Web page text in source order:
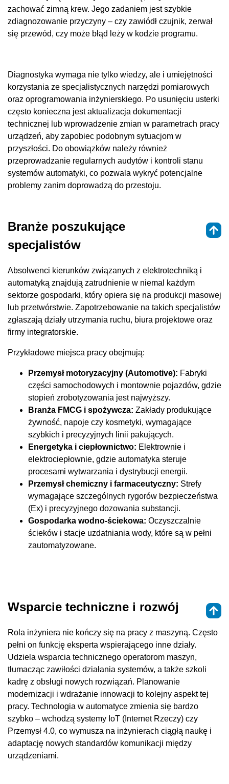
zachować zimną krew. Jego zadaniem jest szybkie
zdiagnozowanie przyczyny – czy zawiódł czujnik, zerwał
się przewód, czy może błąd leży w kodzie programu.
Diagnostyka wymaga nie tylko wiedzy, ale i umiejętności
korzystania ze specjalistycznych narzędzi pomiarowych
oraz oprogramowania inżynierskiego. Po usunięciu usterki
często konieczna jest aktualizacja dokumentacji
technicznej lub wprowadzenie zmian w parametrach pracy
urządzeń, aby zapobiec podobnym sytuacjom w
przyszłości. Do obowiązków należy również
przeprowadzanie regularnych audytów i kontroli stanu
systemów automatyki, co pozwala wykryć potencjalne
problemy zanim doprowadzą do przestoju.
Branże poszukujące
specjalistów
Absolwenci kierunków związanych z elektrotechniką i
automatyką znajdują zatrudnienie w niemal każdym
sektorze gospodarki, który opiera się na produkcji masowej
lub przetwórstwie. Zapotrzebowanie na takich specjalistów
zgłaszają działy utrzymania ruchu, biura projektowe oraz
firmy integratorskie.
Przykładowe miejsca pracy obejmują:
Przemysł motoryzacyjny (Automotive): Fabryki
części samochodowych i montownie pojazdów, gdzie
stopień zrobotyzowania jest najwyższy.
Branża FMCG i spożywcza: Zakłady produkujące
żywność, napoje czy kosmetyki, wymagające
szybkich i precyzyjnych linii pakujących.
Energetyka i ciepłownictwo: Elektrownie i
elektrociepłownie, gdzie automatyka steruje
procesami wytwarzania i dystrybucji energii.
Przemysł chemiczny i farmaceutyczny: Strefy
wymagające szczególnych rygorów bezpieczeństwa
(Ex) i precyzyjnego dozowania substancji.
Gospodarka wodno-ściekowa: Oczyszczalnie
ścieków i stacje uzdatniania wody, które są w pełni
zautomatyzowane.
Wsparcie techniczne i rozwój
Rola inżyniera nie kończy się na pracy z maszyną. Często
pełni on funkcję eksperta wspierającego inne działy.
Udziela wsparcia technicznego operatorom maszyn,
tłumacząc zawiłości działania systemów, a także szkoli
kadrę z obsługi nowych rozwiązań. Planowanie
modernizacji i wdrażanie innowacji to kolejny aspekt tej
pracy. Technologia w automatyce zmienia się bardzo
szybko – wchodzą systemy IoT (Internet Rzeczy) czy
Przemysł 4.0, co wymusza na inżynierach ciągłą naukę i
adaptację nowych standardów komunikacji między
urządzeniami.